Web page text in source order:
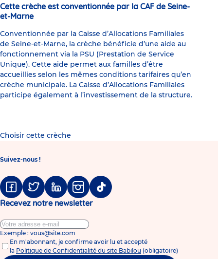
Cette crèche est conventionnée par la CAF de Seine-
et-Marne
Conventionnée par la Caisse d’Allocations Familiales
de Seine-et-Marne, la crèche bénéficie d’une aide au
fonctionnement via la PSU (Prestation de Service
Unique). Cette aide permet aux familles d’être
accueillies selon les mêmes conditions tarifaires qu’en
crèche municipale. La Caisse d’Allocations Familiales
participe également à l’investissement de la structure.
Choisir cette crèche
Suivez-nous !
FacebookTwitter LinkedinInstagramTiktok
Recevez notre newsletter
Exemple : vous@site.com
En m'abonnant, je confirme avoir lu et accepté
la Politique de Confidentialité du site Babilou (obligatoire)